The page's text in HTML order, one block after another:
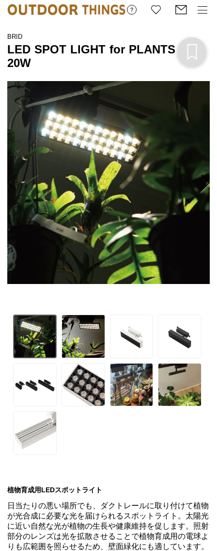
BRID
LED SPOT LIGHT for PLANTS
20W
植物育成用LEDスポットライト
日当たりの悪い場所でも、ダクトレールに取り付けて植物
が光合成に必要な光を届けられるスポットライト。太陽光
に近い自然な光が植物の生長や健康維持を促します。照射
部分のレンズは光を拡散させることで植物育成用の電球よ
りも広範囲を照らせるため、壁面緑化にも適しています。